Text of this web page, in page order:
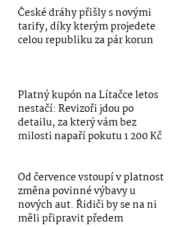
České dráhy přišly s novými
tarify, díky kterým projedete
celou republiku za pár korun
Platný kupón na Lítačce letos
nestačí: Revizoři jdou po
detailu, za který vám bez
milosti napaří pokutu 1 200 Kč
Od července vstoupí v platnost
změna povinné výbavy u
nových aut. Řidiči by se na ni
měli připravit předem